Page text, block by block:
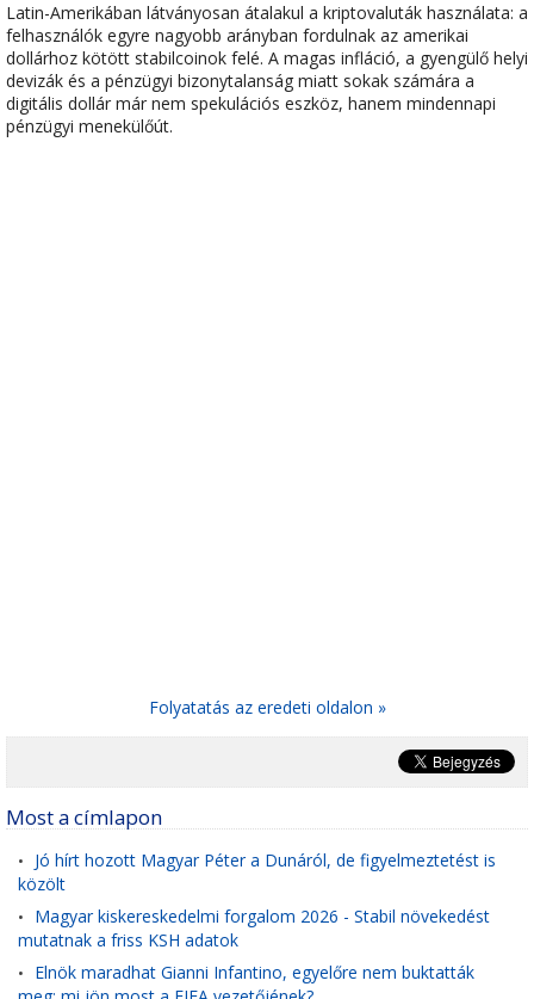
Latin-Amerikában látványosan átalakul a kriptovaluták használata: a
felhasználók egyre nagyobb arányban fordulnak az amerikai
dollárhoz kötött stabilcoinok felé. A magas infláció, a gyengülő helyi
devizák és a pénzügyi bizonytalanság miatt sokak számára a
digitális dollár már nem spekulációs eszköz, hanem mindennapi
pénzügyi menekülőút.
Folyatatás az eredeti oldalon »
Most a címlapon
• Jó hírt hozott Magyar Péter a Dunáról, de figyelmeztetést is
közölt
• Magyar kiskereskedelmi forgalom 2026 - Stabil növekedést
mutatnak a friss KSH adatok
• Elnök maradhat Gianni Infantino, egyelőre nem buktatták